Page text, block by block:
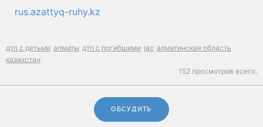
rus.azattyq-ruhy.kz
дтп с детьми алматы дтп с погибшими jac алматинская область
казахстан
152 просмотров всего.
ОБСУДИТЬ